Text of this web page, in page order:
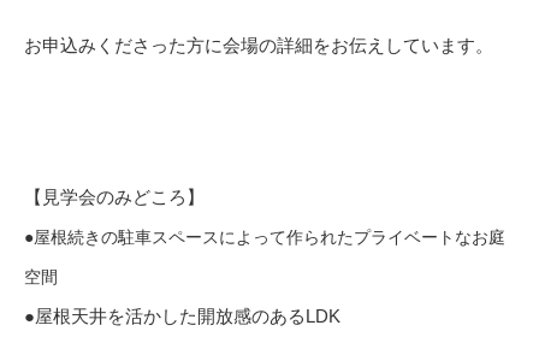
お申込みくださった方に会場の詳細をお伝えしています。
【見学会のみどころ】
●屋根続きの駐車スペースによって作られたプライベートなお庭
空間
●屋根天井を活かした開放感のあるLDK